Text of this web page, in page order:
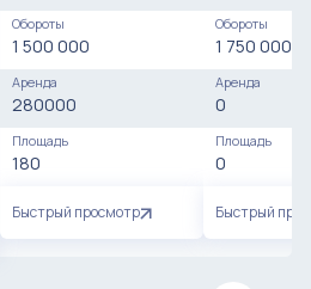
Обороты
1 500 000
Аренда
280000
Площадь
180
Быстрый просмотр
Обороты
1 750 000
Аренда
0
Площадь
0
Быстрый